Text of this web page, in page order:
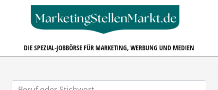
DIE SPEZIAL-JOBBÖRSE FÜR MARKETING, WERBUNG UND MEDIEN